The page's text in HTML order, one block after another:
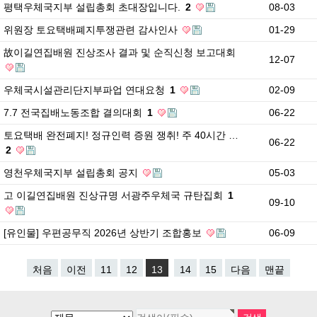
평택우체국지부 설립총회 초대장입니다. 2
08-03
위원장 토요택배폐지투쟁관련 감사인사
01-29
故이길연집배원 진상조사 결과 및 순직신청 보고대회
12-07
우체국시설관리단지부파업 연대요청 1
02-09
7.7 전국집배노동조합 결의대회
1
06-22
토요택배 완전폐지! 정규인력 증원 쟁취! 주 40시간 …
2
06-22
영천우체국지부 설립총회 공지
05-03
고 이길연집배원 진상규명 서광주우체국 규탄집회
1
09-10
[유인물] 우편공무직 2026년 상반기 조합홍보 06-09
처음 이전 11 12 13 14 15 다음 맨끝